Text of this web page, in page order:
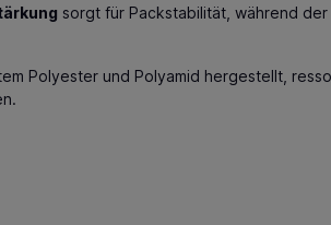
sorgt für Packstabilität, während
Polyester und Polyamid hergestellt,